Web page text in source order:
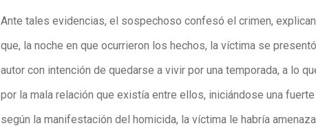
Ante tales evidencias, el sospechoso confesó el crimen,
que, la noche en que ocurrieron los hechos, la víctima se
autor con intención de quedarse a vivir por una temporada, a lo
por la mala relación que existía entre ellos, iniciándose una
según la manifestación del homicida, la víctima le habría